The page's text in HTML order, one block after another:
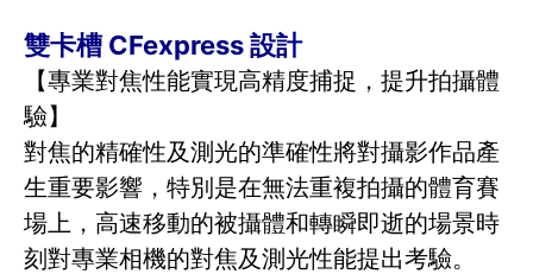
雙卡槽 CFexpress 設計
【專業對焦性能實現高精度捕捉，提升拍攝體
驗】
對焦的精確性及測光的準確性將對攝影作品產
生重要影響，特別是在無法重複拍攝的體育賽
場上，高速移動的被攝體和轉瞬即逝的場景時
刻對專業相機的對焦及測光性能提出考驗。